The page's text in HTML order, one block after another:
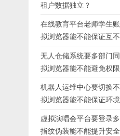
租户数据独立？
在线教育平台老师学生
拟浏览器能不能保证互
无人仓储系统要多部门
拟浏览器能不能避免权
机器人运维中心要切换
拟浏览器能不能保证环
虚拟演唱会平台要登录
指纹伪装能不能提升安全